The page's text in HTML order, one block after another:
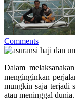
Comments
Dalam melaksanakan ibadah haji dan umroh semua orang tentu
menginginkan
mungkin saja terjadi
atau meninggal dunia.